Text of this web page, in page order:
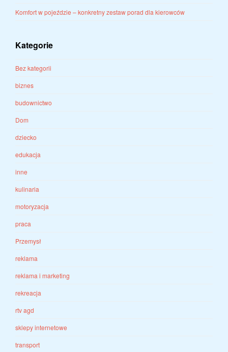
Komfort w pojeździe – konkretny zestaw porad dla kierowców
Kategorie
Bez kategorii
biznes
budownictwo
Dom
dziecko
edukacja
inne
kulinaria
motoryzacja
praca
Przemysł
reklama
reklama i marketing
rekreacja
rtv agd
sklepy internetowe
transport